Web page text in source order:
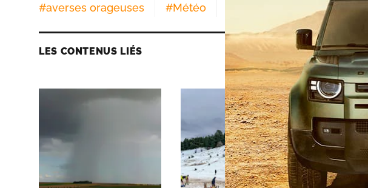
#averses orageuses #Météo
LES CONTENUS LIÉS